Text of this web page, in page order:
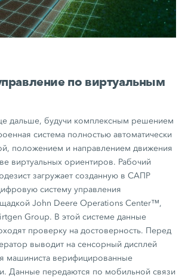
по виртуальным
дальше, будучи комплексным решением
система полностью автоматически
положением и направлением движения
виртуальных ориентиров. Рабочий
загружает созданную в САПР
систему управления
John Deere Operations Center™,
Group. В этой системе данные
проверку на достоверность. Перед
выводит на сенсорный дисплей
машиниста верифицированные
Данные передаются по мобильной связи